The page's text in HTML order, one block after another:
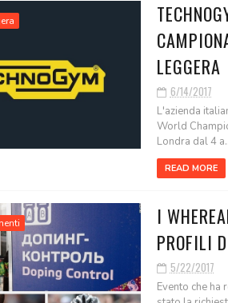
LEGGERA
6/14/2017
L'azienda
World
Londra dal 4
READ MORE
I
PROFILI
5/22/2017
Evento che